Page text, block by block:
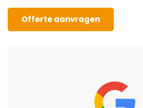
Offerte aanvragen